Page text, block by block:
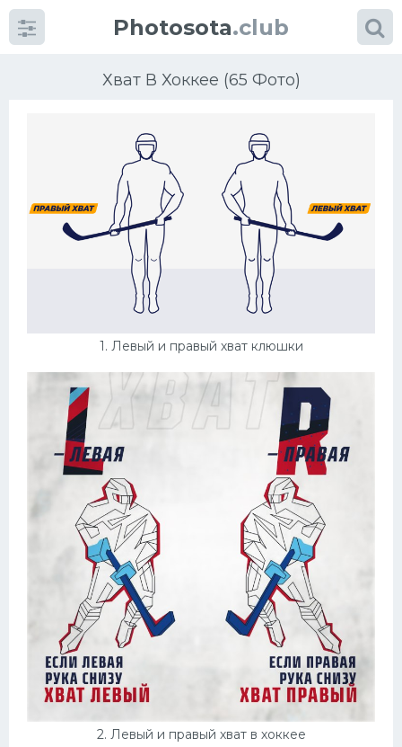
Photosota.club
Хват В Хоккее (65 Фото)
1. Левый и правый хват клюшки
2. Левый и правый хват в хоккее
КатегорииФото
Много картинок...
Баскетбол
Хоккей
Велогонки
Конькобежный спорт
Тренажеры
Интерьеры квартир